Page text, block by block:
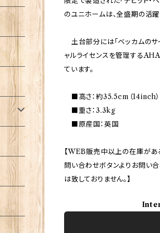
のユニホームは、全盛期の活躍
土台部分には「ベッカムのサ
ャルライセンスを管理する
ています。
■高さ：約35.5cm（14inch）
■重さ：3.3kg
■原産国：英国
【WEB販売中以上の在庫があ
問い合わせボタンよりお問い
は致しておりません。】